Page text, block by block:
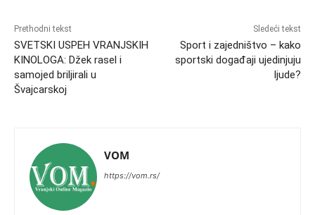
Prethodni tekst
SVETSKI USPEH VRANJSKIH
KINOLOGA: Džek rasel i
samojed briljirali u
Švajcarskoj
Sledeći tekst
Sport i zajedništvo – kako
sportski događaji ujedinjuju
ljude?
VOM
https://vom.rs/